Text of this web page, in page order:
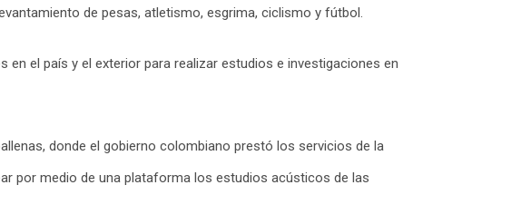
de pesas, atletismo, esgrima, ciclismo y fútbol.
el país y el exterior para realizar estudios e investigaciones en
donde el gobierno colombiano prestó los servicios de la
por medio de una plataforma los estudios acústicos de las